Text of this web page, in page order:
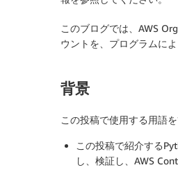
このブログでは、AWS
ウントを、プログラムに
背景
この投稿で使用する用語
この投稿で紹介する
し、検証し、AWS